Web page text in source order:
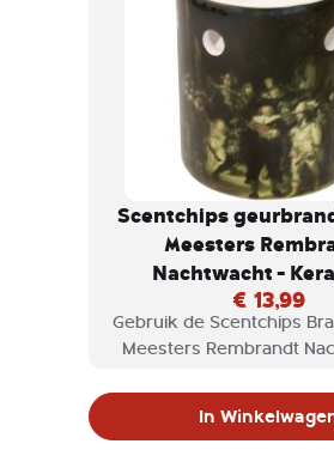
Scentchips
Meesters
Nachtwacht -
€ 13,99
Gebruik de Scentchips
Meesters Rembrandt
In